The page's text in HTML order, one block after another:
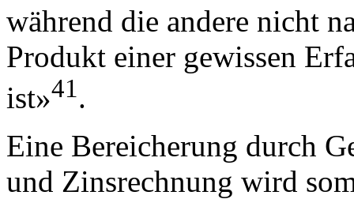
während die andere nicht
Produkt einer gewissen
ist»41.
Eine Bereicherung durch
und Zinsrechnung wird